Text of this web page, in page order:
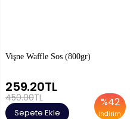
Vişne Waffle Sos (800gr)
%42
İndirim
259.20TL
450.00TL
Sepete Ekle